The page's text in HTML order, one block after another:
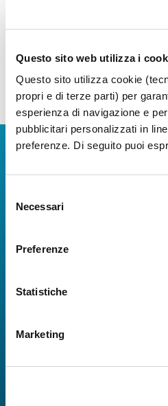
Questo sito web utilizza i
Questo sito utilizza cookie
propri e di terze parti) per
esperienza di navigazione e
pubblicitari personalizzati in
preferenze. Di seguito puoi
delNecessari
Preferenze
Statistiche
Marketing
Anno 2023
Scarica
Informazioni in tempo
all'Aeroporto di Napoli